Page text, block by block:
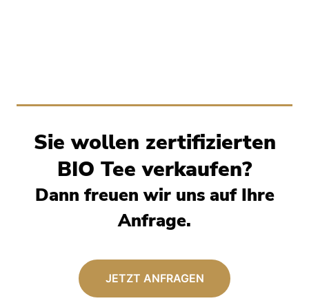
Sie wollen zertifizierten
BIO Tee verkaufen?
Dann freuen wir uns auf Ihre
Anfrage.
JETZT ANFRAGEN